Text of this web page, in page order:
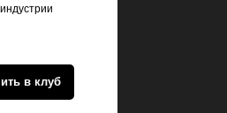
в клуб